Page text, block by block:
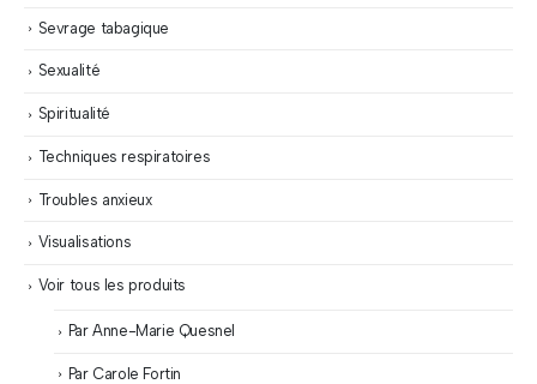
Sevrage tabagique
Sexualité
Spiritualité
Techniques respiratoires
Troubles anxieux
Visualisations
Voir tous les produits
Par Anne-Marie Quesnel
Par Carole Fortin